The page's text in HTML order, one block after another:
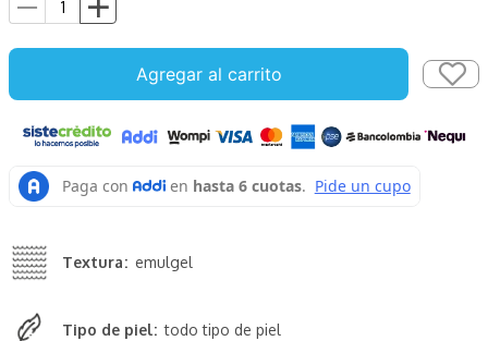
Agregar al carrito
Tipo de piel todo tipo de piel
Textura emulgel